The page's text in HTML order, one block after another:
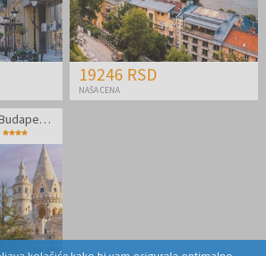
19246 RSD
NAŠA CENA
Escala Hotel & Suites Budapest - Porodični odmor